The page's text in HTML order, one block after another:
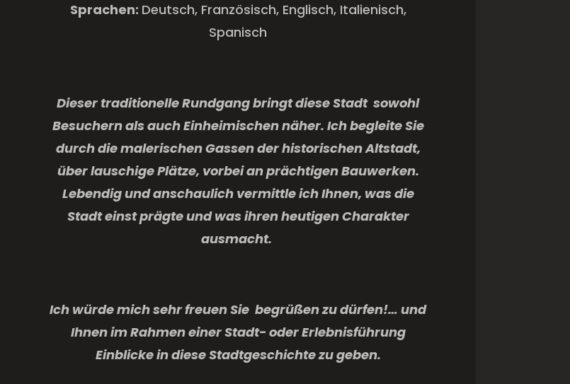
Sprachen: Deutsch, Französisch, Englisch, Italienisch,
Spanisch
Dieser traditionelle Rundgang bringt diese Stadt sowohl
Besuchern als auch Einheimischen näher. Ich begleite Sie
durch die malerischen Gassen der historischen Altstadt,
über lauschige Plätze, vorbei an prächtigen Bauwerken.
Lebendig und anschaulich vermittle ich Ihnen, was die
Stadt einst prägte und was ihren heutigen Charakter
ausmacht.
Ich würde mich sehr freuen Sie begrüßen zu dürfen!… und
Ihnen im Rahmen einer Stadt- oder Erlebnisführung
Einblicke in diese Stadtgeschichte zu geben.